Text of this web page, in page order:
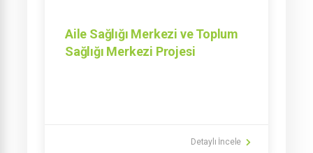
Aile Sağlığı Merkezi ve Toplum
Sağlığı Merkezi Projesi
Detaylı İncele